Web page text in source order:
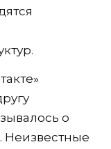
о
Неизвестные